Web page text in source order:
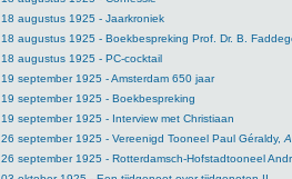
18 augustus 1925 - Jaarkroniek
18 augustus 1925 - Boekbespreking Prof. Dr. B.
18 augustus 1925 - PC-cocktail
19 september 1925 - Amsterdam 650 jaar
19 september 1925 - Boekbespreking
19 september 1925 - Interview met Christiaan
26 september 1925 - Vereenigd Tooneel Paul Géraldy,
26 september 1925 - Rotterdamsch-Hofstadtooneel